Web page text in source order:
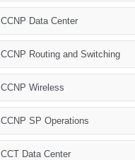
CCNP Data Center
CCNP Routing and Switching
CCNP Wireless
CCNP SP Operations
CCT Data Center